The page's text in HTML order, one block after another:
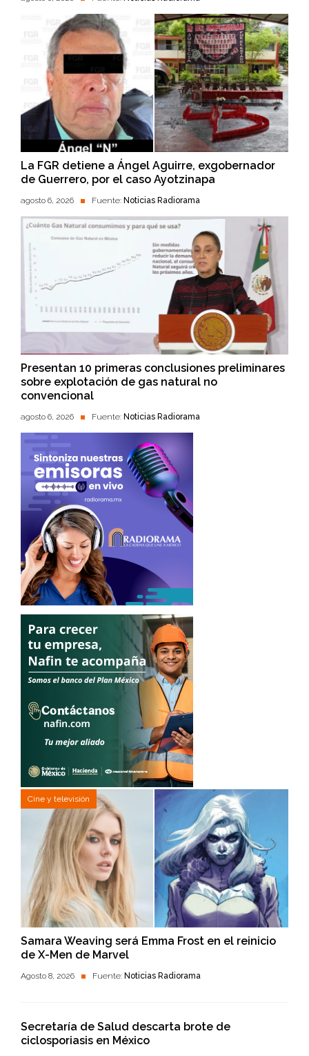
La FGR detiene a Ángel Aguirre, exgobernador
de Guerrero, por el caso Ayotzinapa
agosto 6, 2026 Fuente: Noticias Radiorama
Presentan 10 primeras conclusiones preliminares
sobre explotación de gas natural no
convencional
agosto 6, 2026 Fuente: Noticias Radiorama
Cine y televisión
Samara Weaving será Emma Frost en el reinicio
de X-Men de Marvel
Agosto 8, 2026 Fuente: Noticias Radiorama
Secretaría de Salud descarta brote de
ciclosporiasis en México